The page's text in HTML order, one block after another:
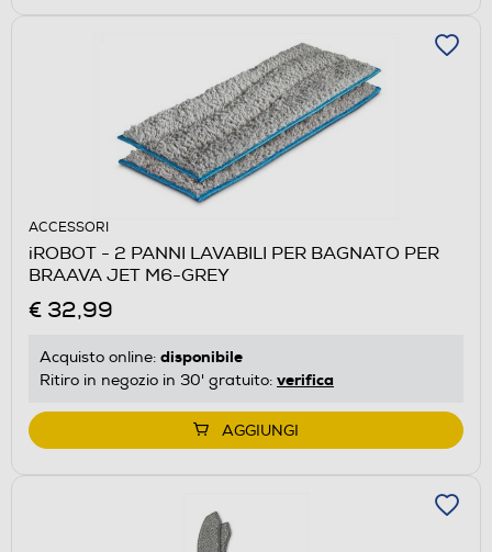
ACCESSORI
iROBOT - 2 PANNI LAVABILI PER BAGNATO PER
BRAAVA JET M6-GREY
€ 32,99
Acquisto online: disponibile
Ritiro in negozio in 30' gratuito: verifica
AGGIUNGI